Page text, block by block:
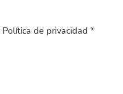
Política de privacidad *